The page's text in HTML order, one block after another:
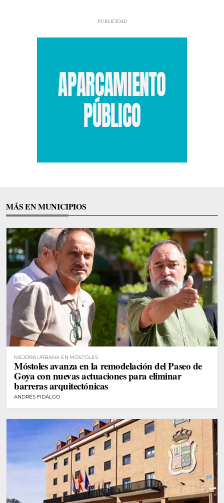
MÁS EN MUNICIPIOS
MEJORA URBANA EN MÓSTOLES
Móstoles avanza en la remodelación del Paseo de
Goya con nuevas actuaciones para eliminar
barreras arquitectónicas
ANDRÉS FIDALGO